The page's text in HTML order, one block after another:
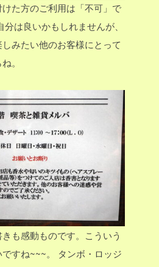
た方のご利用は「不可」で
は良いかもしれませんが、
みたい他のお客様にとって
。
も感動ものです。こういう
すね~~~。
タンボ・ロッジ